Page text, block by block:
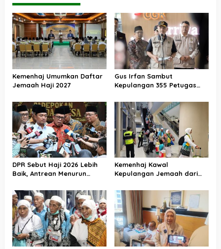
Kemenhaj Umumkan Daftar
Jemaah Haji 2027
Gus Irfan Sambut
Kepulangan 355 Petugas
DPR Sebut Haji 2026 Lebih
Baik, Antrean Menurun
Kemenhaj Kawal
Kepulangan Jemaah dari
Akan Didistribusikan di
Tanah Air